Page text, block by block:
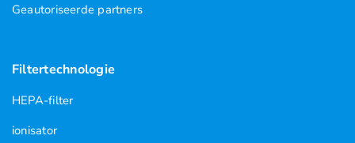
Geautoriseerde partners
Filtertechnologie
HEPA-filter
ionisator